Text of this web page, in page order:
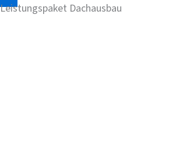
Leistungspaket Dachausbau